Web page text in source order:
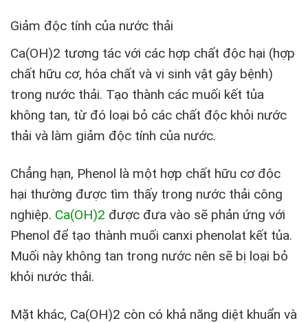
Giảm độc tính của nước thải
Ca(OH)2 tương tác với các hợp chất độc hại (hợp
chất hữu cơ, hóa chất và vi sinh vật gây bệnh)
trong nước thải. Tạo thành các muối kết tủa
không tan, từ đó loại bỏ các chất độc khỏi nước
thải và làm giảm độc tính của nước.
Chẳng hạn, Phenol là một hợp chất hữu cơ độc
hại thường được tìm thấy trong nước thải công
nghiệp. Ca(OH)2 được đưa vào sẽ phản ứng với
Phenol để tạo thành muối canxi phenolat kết tủa.
Muối này không tan trong nước nên sẽ bị loại bỏ
khỏi nước thải.
Mặt khác, Ca(OH)2 còn có khả năng diệt khuẩn và